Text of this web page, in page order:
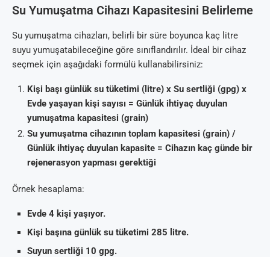
Su Yumuşatma Cihazı Kapasitesini Belirleme
Su yumuşatma cihazları, belirli bir süre boyunca kaç litre
suyu yumuşatabileceğine göre sınıflandırılır. İdeal bir cihaz
seçmek için aşağıdaki formülü kullanabilirsiniz:
Kişi başı günlük su tüketimi (litre) x Su sertliği (gpg) x
Evde yaşayan kişi sayısı = Günlük ihtiyaç duyulan
yumuşatma kapasitesi (grain)
Su yumuşatma cihazının toplam kapasitesi (grain) /
Günlük ihtiyaç duyulan kapasite = Cihazın kaç günde bir
rejenerasyon yapması gerektiği
Örnek hesaplama:
Evde 4 kişi yaşıyor.
Kişi başına günlük su tüketimi 285 litre.
Suyun sertliği 10 gpg.